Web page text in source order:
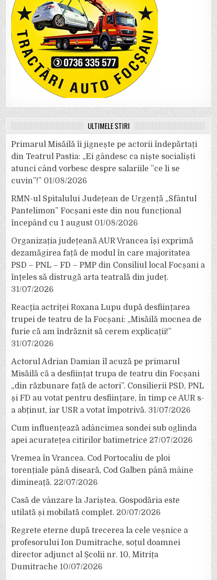
ULTIMELE ȘTIRI
Primarul Misăilă îi jignește pe actorii îndepărtați
din Teatrul Pastia: „Ei gândesc ca niște socialiști
atunci când vorbesc despre salariile ”ce li se
cuvin”!” 01/08/2026
RMN-ul Spitalului Județean de Urgență „Sfântul
Pantelimon” Focșani este din nou funcțional
începând cu 1 august 01/08/2026
Organizația județeană AUR Vrancea își exprimă
dezamăgirea față de modul în care majoritatea
PSD – PNL – FD – PMP din Consiliul local Focșani a
înțeles să distrugă arta teatrală din județ.
31/07/2026
Reacția actriței Roxana Lupu după desființarea
trupei de teatru de la Focșani: „Misăilă mocnea de
furie că am îndrăznit să cerem explicații!”
31/07/2026
Actorul Adrian Damian îl acuză pe primarul
Misăilă că a desființat trupa de teatru din Focșani
„din răzbunare față de actori”. Consilierii PSD, PNL
și FD au votat pentru desființare, în timp ce AUR s-
a abținut, iar USR a votat împotrivă. 31/07/2026
Cum influențează adâncimea sondei sub oglinda
apei acuratețea citirilor batimetrice 27/07/2026
Vremea în Vrancea. Cod Portocaliu de ploi
torențiale până diseară, Cod Galben până mâine
dimineață. 22/07/2026
Casă de vânzare la Jariștea. Gospodăria este
utilată și mobilată complet. 20/07/2026
Regrete eterne după trecerea la cele veșnice a
profesorului Ion Dumitrache, soțul doamnei
director adjunct al Școlii nr. 10, Mitrița
Dumitrache 10/07/2026